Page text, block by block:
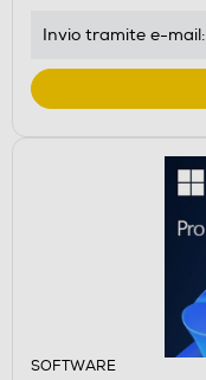
Invio tramite e-mail:
SOFTWARE